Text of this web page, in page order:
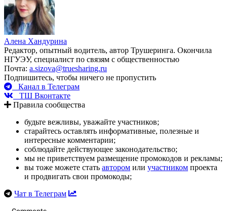
Алена Хандурина
Редактор, опытный водитель, автор Трушеринга. Окончила
НГУЭУ, специалист по связям с общественностью
Почта: a.sizova@truesharing.ru
Подпишитесь, чтобы ничего не пропустить
Канал в Телеграм
ТШ Вконтакте
Правила сообщества
будьте вежливы, уважайте участников;
старайтесь оставлять информативные, полезные и
интересные комментарии;
соблюдайте действующее законодательство;
мы не приветствуем размещение промокодов и рекламы;
вы тоже можете стать автором или участником проекта
и продвигать свои промокоды;
Чат в Телеграм